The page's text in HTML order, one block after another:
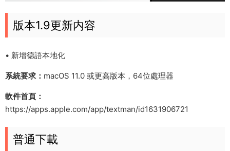
版本1.9更新内容
• 新增德語本地化
系統要求： macOS 11.0 或更高版本，64位處理器
軟件首頁：
https://apps.apple.com/app/textman/id1631906721
普通下載